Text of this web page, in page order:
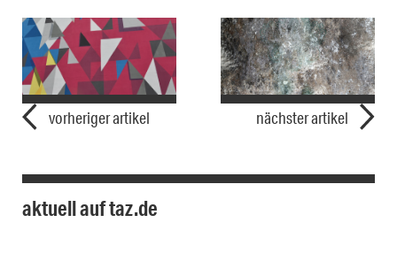
vorheriger artikel nächster artikel
aktuell auf taz.de